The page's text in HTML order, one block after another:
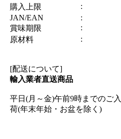
購入上限
:
JAN/EAN
:
賞味期限
:
原材料
:
[配送について]
輸入業者直送商品
平日(月～金)午前9時までのご
荷(年末年始・お盆を除く)